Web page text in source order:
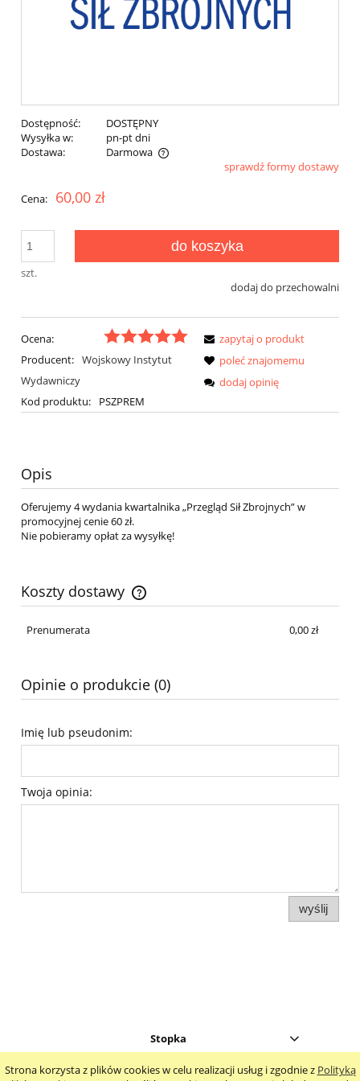
Strona korzysta z plików cookies w celu realizacji usług i zgodnie z Polityką
Dostępność:
DOSTĘPNY
Wysyłka w:
pn-pt dni
Dostawa:
Darmowa
Cena nie zawiera ewentualnych kosztów płatnościsprawdź formy dostawy
Cena: 60,00 zł
szt.
do koszyka
dodaj do przechowalni
Ocena:
Producent: Wojskowy Instytut
Wydawniczy
Kod produktu:
PSZPREM
zapytaj o produkt
poleć znajomemu
dodaj opinię
Opis
Oferujemy 4 wydania kwartalnika „Przegląd Sił Zbrojnych” w
promocyjnej cenie 60 zł.
Nie pobieramy opłat za wysyłkę!
Koszty dostawy
Cena nie zawiera ewentualnych kosztów płatności
Prenumerata
0,00 zł
Opinie o produkcie (0)
Imię lub pseudonim:
Twoja opinia:
wyślij
Stopka